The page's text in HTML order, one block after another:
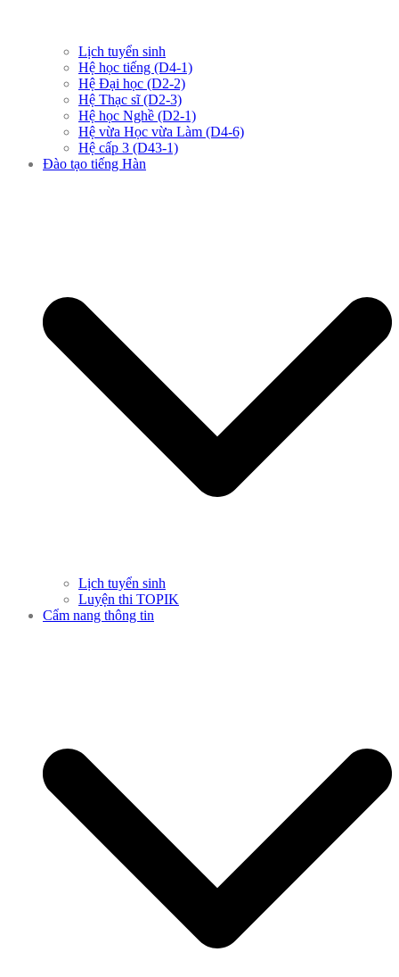
Lịch tuyển sinh
Hệ học tiếng (D4-1)
Hệ Đại học (D2-2)
Hệ Thạc sĩ (D2-3)
Hệ học Nghề (D2-1)
Hệ vừa Học vừa Làm (D4-6)
Hệ cấp 3 (D43-1)
Đào tạo tiếng Hàn
Lịch tuyển sinh
Luyện thi TOPIK
Cẩm nang thông tin